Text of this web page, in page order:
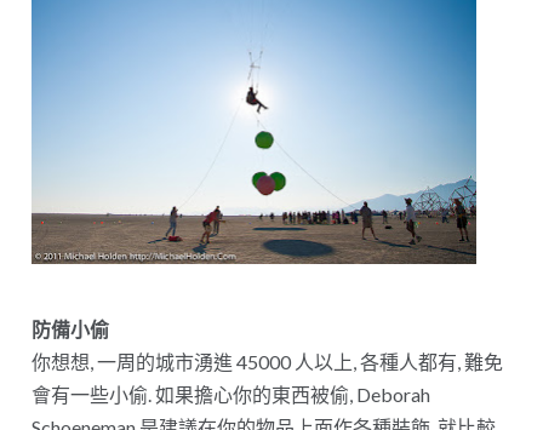
防備小偷
你想想, 一周的城市湧進 45000 人以上, 各種人都有, 難免
會有一些小偷. 如果擔心你的東西被偷, Deborah